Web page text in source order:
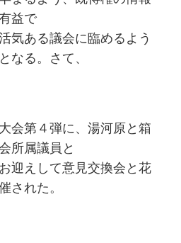
益で
気ある議会に臨めるよう
なる。さて、
会第４弾に、湯河原と箱
所属議員と
迎えして意見交換会と花
された。